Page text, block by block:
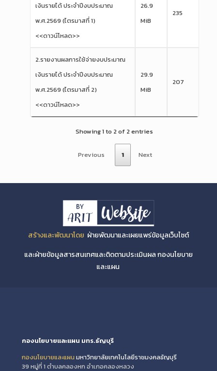
เงินรายได้ ประจำปีงบประมาณ
พ.ศ.2569 (ไตรมาสที่ 1)
<<ดาวน์โหลด>>
26.9
MiB
235
2.รายงานผลการใช้จ่ายงบประมาณ
เงินรายได้ ประจำปีงบประมาณ
พ.ศ.2569 (ไตรมาสที่ 2)
<<ดาวน์โหลด>>
29.9
MiB
207
Showing 1 to 2 of 2 entries
Previous 1 Next
สร้างและพัฒนาโดย ฝ่ายพัฒนาและเผยแพร่ข้อมูลเว็บไซต์
และฝ่ายข้อมูลสารสนเทศและติดตามประเมินผล กองนโยบาย
และแผน
กองนโยบายและแผน มทร.ธัญบุรี
กองนโยบายและแผน มหาวิทยาลัยเทคโนโลยีราชมงคลธัญบุรี
39 หมู่ที่ 1 ตำบลคลองหก อำเภอคลองหลวง